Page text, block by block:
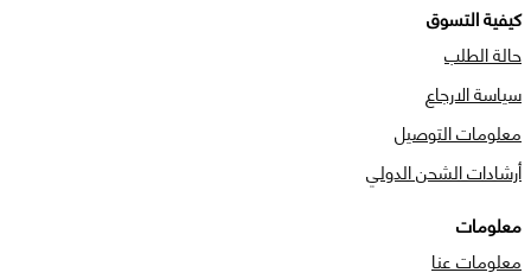
كيفية التسوق
حالة الطلب
سياسة الارجاع
معلومات التوصيل
أرشادات الشحن الدولي
معلومات
معلومات عنا